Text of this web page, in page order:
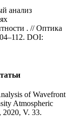
анализ
. // Оптика
DOI:
of Wavefront
Atmospheric
2020, V. 33.